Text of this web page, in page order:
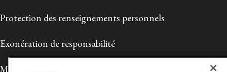
Protection des renseignements personnels
Exonération de responsabilité
Modalités de prestation de services